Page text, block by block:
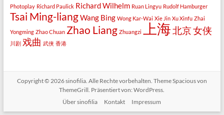
Photoplay Richard Paulick Richard Wilhelm Ruan Lingyu Rudolf Hamburger
Tsai Ming-liangWang Bing Wong Kar-Wai Xie Jin Xu Xinfu Zhai
Yongming Zhao Chuan Zhao Liang Zhuangzi 上海北京女侠
川剧 戏曲 武侠 香港
Copyright © 2026sinofilia. Alle Rechte vorbehalten. ThemeSpaciousvon
ThemeGrill. Präsentiert von:WordPress
Über sinofilia
Kontakt Impressum